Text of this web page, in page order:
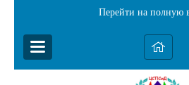
Перейти на полную